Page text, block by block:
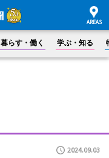
暮らす・働く 学ぶ・知る
2024.09.03